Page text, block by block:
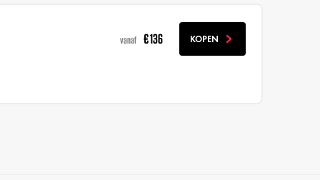
vanaf € 136 KOPEN